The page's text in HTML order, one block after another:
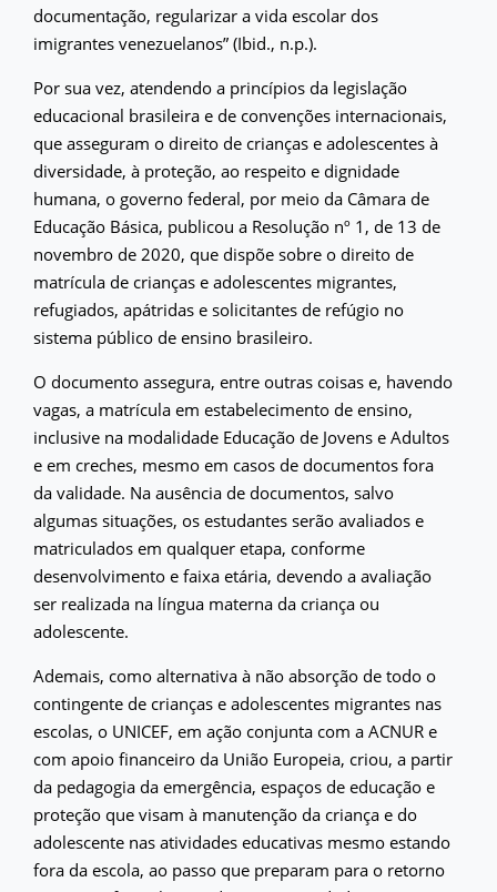
documentação, regularizar a vida escolar dos
imigrantes venezuelanos” (Ibid., n.p.).
Por sua vez, atendendo a princípios da legislação
educacional brasileira e de convenções internacionais,
que asseguram o direito de crianças e adolescentes à
diversidade, à proteção, ao respeito e dignidade
humana, o governo federal, por meio da Câmara de
Educação Básica, publicou a Resolução nº 1, de 13 de
novembro de 2020, que dispõe sobre o direito de
matrícula de crianças e adolescentes migrantes,
refugiados, apátridas e solicitantes de refúgio no
sistema público de ensino brasileiro.
O documento assegura, entre outras coisas e, havendo
vagas, a matrícula em estabelecimento de ensino,
inclusive na modalidade Educação de Jovens e Adultos
e em creches, mesmo em casos de documentos fora
da validade. Na ausência de documentos, salvo
algumas situações, os estudantes serão avaliados e
matriculados em qualquer etapa, conforme
desenvolvimento e faixa etária, devendo a avaliação
ser realizada na língua materna da criança ou
adolescente.
Ademais, como alternativa à não absorção de todo o
contingente de crianças e adolescentes migrantes nas
escolas, o UNICEF, em ação conjunta com a ACNUR e
com apoio financeiro da União Europeia, criou, a partir
da pedagogia da emergência, espaços de educação e
proteção que visam à manutenção da criança e do
adolescente nas atividades educativas mesmo estando
fora da escola, ao passo que preparam para o retorno